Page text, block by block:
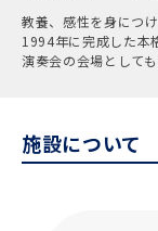
教養、感性を身につ
1994年に完成した本
演奏会の会場として
施設について